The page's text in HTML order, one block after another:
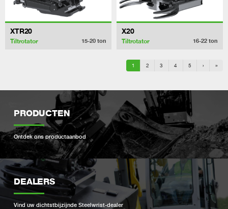
XTR20
Tiltrotator 15-20 ton
X20
Tiltrotator 16-22 ton
1 2 3 4 5 › »
PRODUCTEN
Ontdek ons ​​productaanbod
DEALERS
Vind uw dichtstbijzijnde Steelwrist-dealer